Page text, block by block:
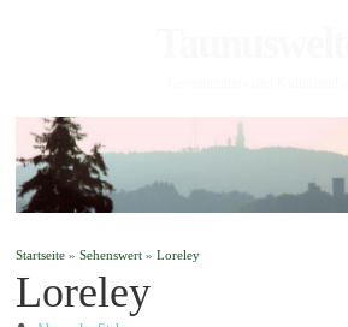
Startseite »Sehenswert »Loreley
Loreley